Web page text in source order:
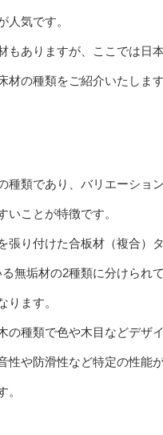
人気です。
もありますが、ここでは日
の種類をご紹介いたします
種類であり、バリエーショ
いことが特徴です。
張り付けた合板材（複合）
無垢材の2種類に分けられて
ります。
の種類で色や木目などデザ
性や防滑性など特定の性能
。